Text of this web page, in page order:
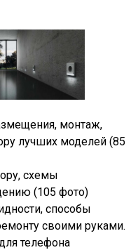
монтаж,
лучших моделей (85
схемы
(105 фото)
способы
своими руками.
телефона